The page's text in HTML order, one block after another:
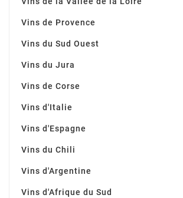
Vins de Provence
Vins du Sud Ouest
Vins du Jura
Vins de Corse
Vins d'Italie
Vins d'Espagne
Vins du Chili
Vins d'Argentine
Vins d'Afrique du Sud